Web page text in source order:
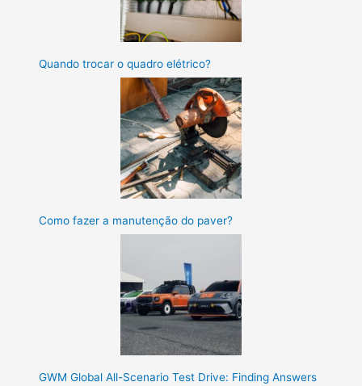
Quando trocar o quadro elétrico?
Como fazer a manutenção do paver?
GWM Global All-Scenario Test Drive: Finding Answers